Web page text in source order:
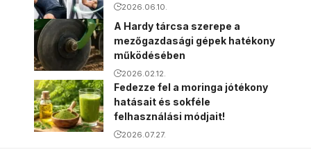
2026.06.10.
A Hardy tárcsa szerepe a
mezőgazdasági gépek hatékony
működésében
2026.02.12.
Fedezze fel a moringa jótékony
hatásait és sokféle
felhasználási módjait!
2026.07.27.